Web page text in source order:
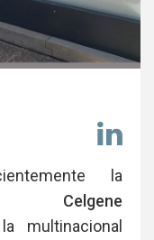
en
la
a Celgene
multinacional